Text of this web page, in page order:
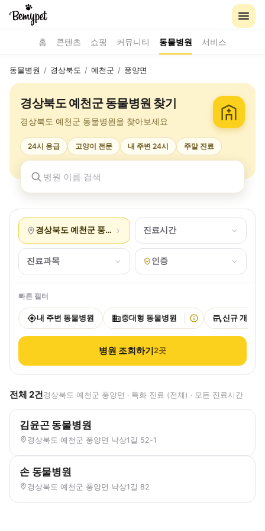
홈 콘텐츠 쇼핑 커뮤니티 동물병원 서비스
동물병원 / 경상북도 / 예천군 / 풍양면
경상북도 예천군 동물병원 찾기
경상북도 예천군 동물병원을 찾아보세요
24시 응급 고양이 전문 내 주변 24시 주말 진료
경상북도 예천군 풍양면 진료시간
진료과목 인증
빠른 필터
내 주변 동물병원 중대형 동물병원 신규 개원
병원 조회하기2곳
전체 2건경상북도 예천군 풍양면 · 특화 진료 (전체) · 모든 진료시간
김윤곤 동물병원
경상북도 예천군 풍양면 낙상1길 52-1
손 동물병원
경상북도 예천군 풍양면 낙상1길 82